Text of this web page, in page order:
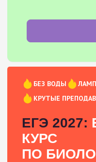
БЕЗ ВОДЫ
КРУТЫЕ
ЕГЭ 2027:
КУРС
ПО